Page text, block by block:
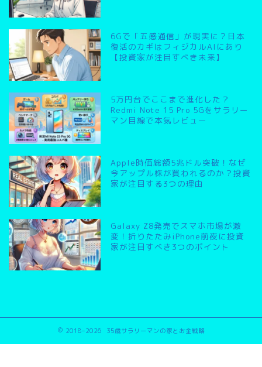
6Gで「五感通信」が現実に？日本
復活のカギはフィジカルAIにあり
【投資家が注目すべき未来】
5万円台でここまで進化した？
Redmi Note 15 Pro 5Gをサラリー
マン目線で本気レビュー
Apple時価総額5兆ドル突破！なぜ
今アップル株が買われるのか？投資
家が注目する3つの理由
Galaxy Z8発売でスマホ市場が激
変！折りたたみiPhone前夜に投資
家が注目すべき3つのポイント
2018–2026 35歳サラリーマンの家とお金戦略